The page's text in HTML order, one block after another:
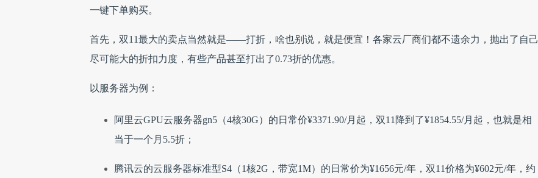
一键下单购买。
首先，双11最大的卖点当然就是——打折，啥也别说，就是便宜！各家云厂商们都不遗余力，抛出了自己
尽可能大的折扣力度，有些产品甚至打出了0.73折的优惠。
以服务器为例：
阿里云GPU云服务器gn5（4核30G）的日常价¥3371.90/月起，双11降到了¥1854.55/月起，也就是相
当于一个月5.5折；
腾讯云的云服务器标准型S4（1核2G，带宽1M）的日常价为¥1656元/年，双11价格为¥602元/年，约